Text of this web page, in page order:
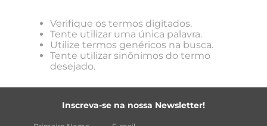
Verifique os termos digitados.
Tente utilizar uma única palavra.
Utilize termos genéricos na busca.
Tente utilizar sinônimos do termo
desejado.
Inscreva-se na nossa Newsletter!